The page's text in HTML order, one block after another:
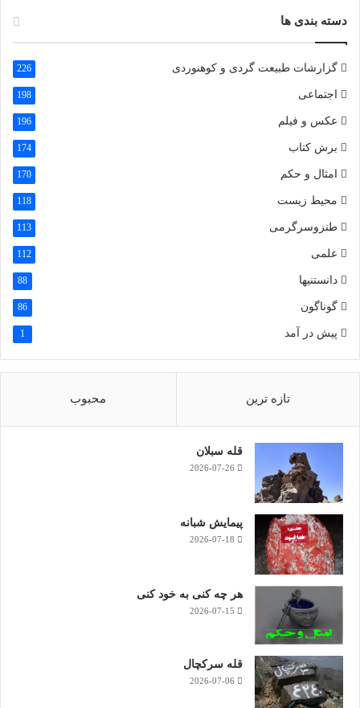
دسته بندی ها
گزارشات طبیعت گردی و کوهنوردی 226
اجتماعی 198
عکس و فیلم 196
برش کتاب 174
امثال و حکم 170
محیط زیست 118
طنزوسرگرمی 113
علمی 112
دانستنیها 88
گوناگون 86
پیش در آمد 1
تازه ترین محبوب
قله سبلان
2026-07-26
پیمایش شبانه
2026-07-18
هر چه کنی به خود کنی
2026-07-15
قله سرکچال
2026-07-06